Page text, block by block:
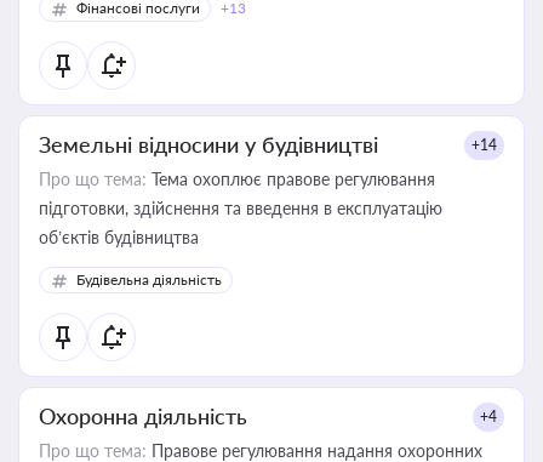
Фінансові послуги +13
Земельні відносини у будівництві +14
Про що тема: Тема охоплює правове регулювання
підготовки, здійснення та введення в експлуатацію
об’єктів будівництва
Будівельна діяльність
Охоронна діяльність +4
Про що тема: Правове регулювання надання охоронних